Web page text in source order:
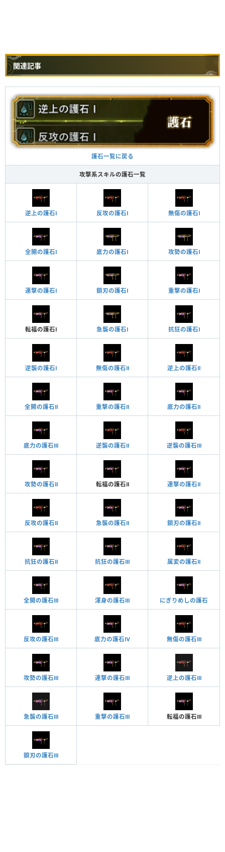
関連記事
護石一覧に戻る
攻撃系スキルの護石一覧
逆上の護石Ⅰ 反攻の護石Ⅰ 無傷の護石Ⅰ
全開の護石Ⅰ 底力の護石Ⅰ 攻勢の護石Ⅰ
連撃の護石Ⅰ 鎖刃の護石Ⅰ 重撃の護石Ⅰ
転福の護石Ⅰ 急襲の護石Ⅰ 抗狂の護石Ⅰ
逆襲の護石Ⅰ 無傷の護石Ⅱ 逆上の護石Ⅱ
全開の護石Ⅱ 重撃の護石Ⅱ 底力の護石Ⅱ
底力の護石Ⅲ 逆襲の護石Ⅱ 逆襲の護石Ⅲ
攻勢の護石Ⅱ 転福の護石Ⅱ 連撃の護石Ⅱ
反攻の護石Ⅱ 急襲の護石Ⅱ 鎖刃の護石Ⅱ
抗狂の護石Ⅱ 抗狂の護石Ⅲ 属変の護石Ⅱ
全開の護石Ⅲ 渾身の護石Ⅲ にぎりめしの護石
反攻の護石Ⅲ 底力の護石Ⅳ 無傷の護石Ⅲ
攻勢の護石Ⅲ 連撃の護石Ⅲ 逆上の護石Ⅲ
急襲の護石Ⅲ 重撃の護石Ⅲ 転福の護石Ⅲ
鎖刃の護石Ⅲ